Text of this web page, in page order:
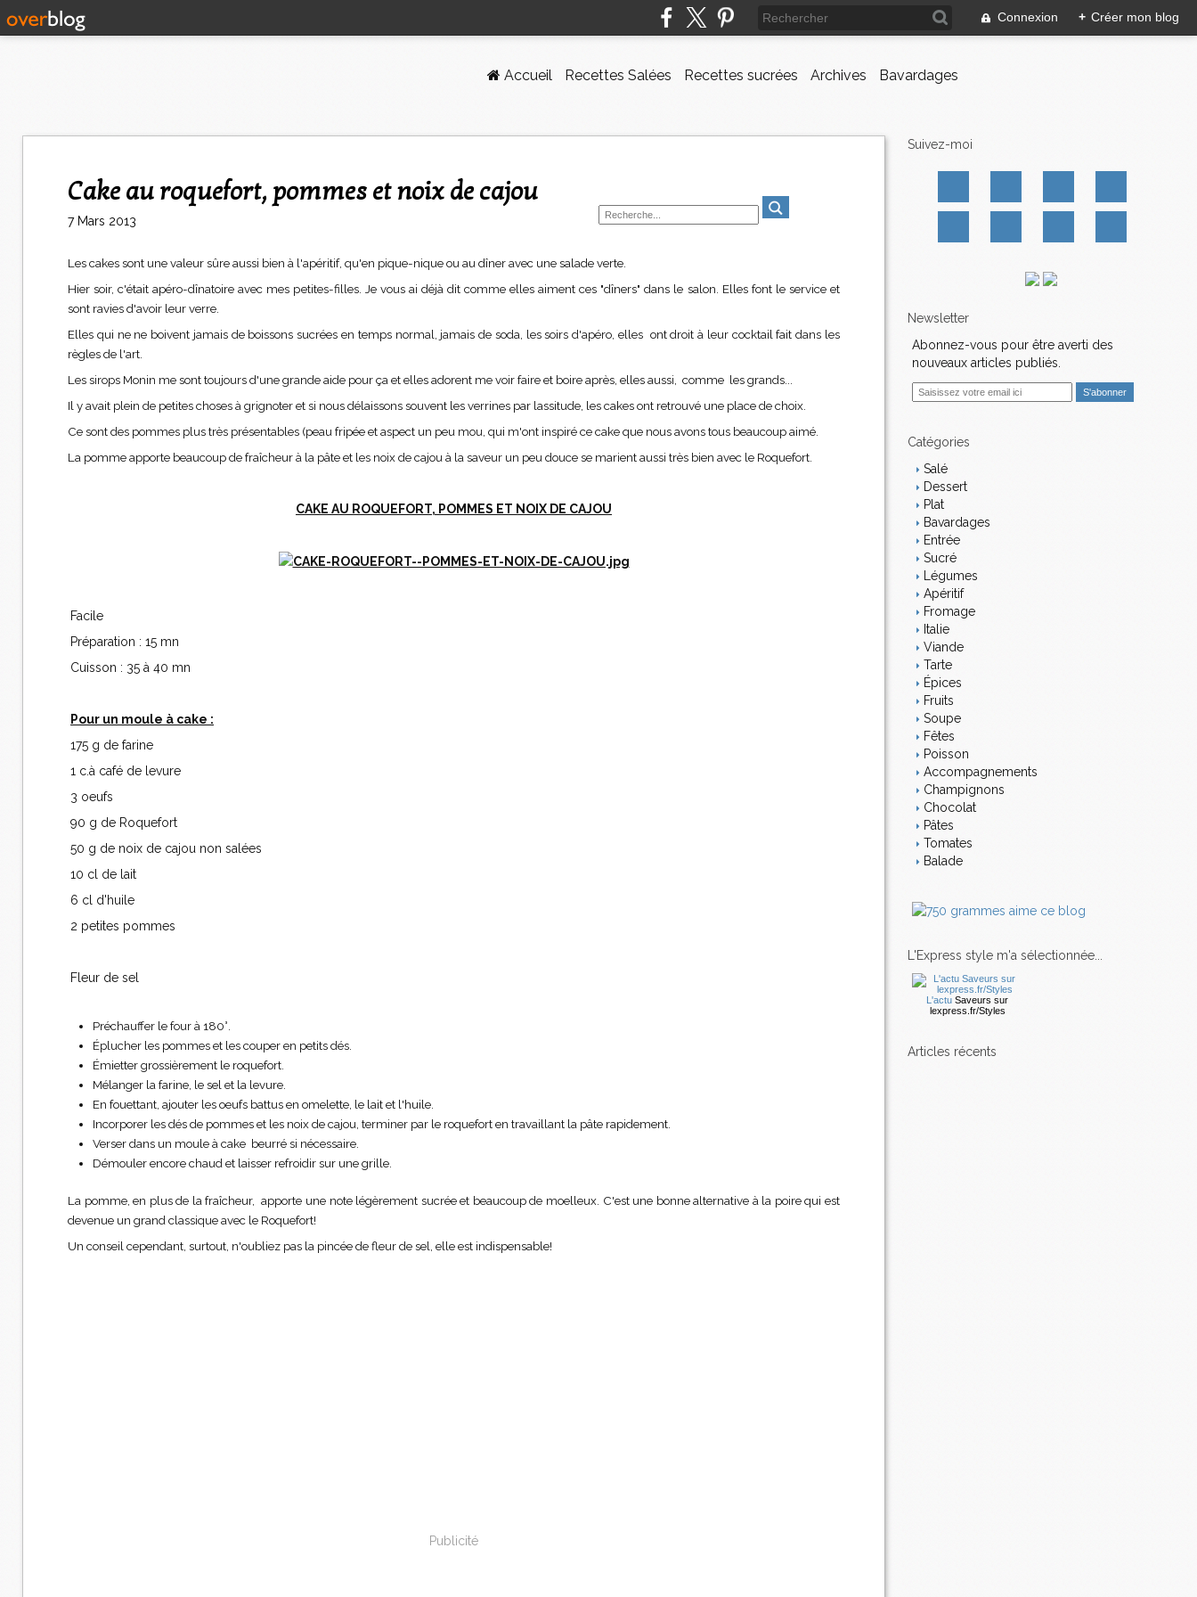
Connexion + Créer mon blog
Accueil Recettes Salées Recettes sucrées Archives Bavardages
Cake au roquefort, pommes et noix de cajou
7 Mars 2013
Les cakes sont une valeur sûre aussi bien à l'apéritif, qu'en pique-nique ou au dîner avec une salade verte.
Hier soir, c'était apéro-dînatoire avec mes petites-filles. Je vous ai déjà dit comme elles aiment ces "dîners" dans le salon. Elles font le service et
sont ravies d'avoir leur verre.
Elles qui ne ne boivent jamais de boissons sucrées en temps normal, jamais de soda, les soirs d'apéro, elles ont droit à leur cocktail fait dans les
règles de l'art.
Les sirops Monin me sont toujours d'une grande aide pour ça et elles adorent me voir faire et boire après, elles aussi, comme les grands...
Il y avait plein de petites choses à grignoter et si nous délaissons souvent les verrines par lassitude, les cakes ont retrouvé une place de choix.
Ce sont des pommes plus très présentables (peau fripée et aspect un peu mou, qui m'ont inspiré ce cake que nous avons tous beaucoup aimé.
La pomme apporte beaucoup de fraîcheur à la pâte et les noix de cajou à la saveur un peu douce se marient aussi très bien avec le Roquefort.
CAKE AU ROQUEFORT, POMMES ET NOIX DE CAJOU
Facile
Préparation : 15 mn
Cuisson : 35 à 40 mn
Pour un moule à cake :
175 g de farine
1 c.à café de levure
3 oeufs
90 g de Roquefort
50 g de noix de cajou non salées
10 cl de lait
6 cl d'huile
2 petites pommes
Fleur de sel
Préchauffer le four à 180°.
Éplucher les pommes et les couper en petits dés.
Émietter grossièrement le roquefort.
Mélanger la farine, le sel et la levure.
En fouettant, ajouter les oeufs battus en omelette, le lait et l'huile.
Incorporer les dés de pommes et les noix de cajou, terminer par le roquefort en travaillant la pâte rapidement.
Verser dans un moule à cake beurré si nécessaire.
Démouler encore chaud et laisser refroidir sur une grille.
La pomme, en plus de la fraîcheur, apporte une note légèrement sucrée et beaucoup de moelleux. C'est une bonne alternative à la poire qui est
devenue un grand classique avec le Roquefort!
Un conseil cependant, surtout, n'oubliez pas la pincée de fleur de sel, elle est indispensable!
Publicité
Suivez-moi
Newsletter
Abonnez-vous pour être averti des
nouveaux articles publiés.
i Catégories
Salé
Dessert
Plat
Bavardages
Entrée
Sucré
Légumes
Apéritif
Fromage
Italie
Viande
Tarte
Épices
Fruits
Soupe
Fêtes
Poisson
Accompagnements
Champignons
Chocolat
Pâtes
Tomates
Balade
L'Express style m'a sélectionnée...
L'actu Saveurs sur
lexpress.fr/Styles
articles récents